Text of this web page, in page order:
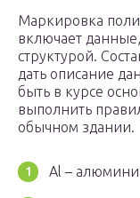
Маркировка
включает
структурой.
дать описание
быть в курсе
выполнить
обычном здании.
Al –